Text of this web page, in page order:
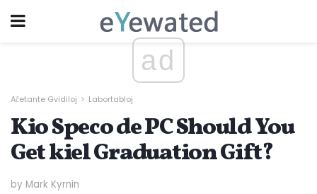
ad
Aĉetante Gvidiloj Labortabloj
Kio Speco de PC Should You
Get kiel Graduation Gift?
by Mark Kyrnin